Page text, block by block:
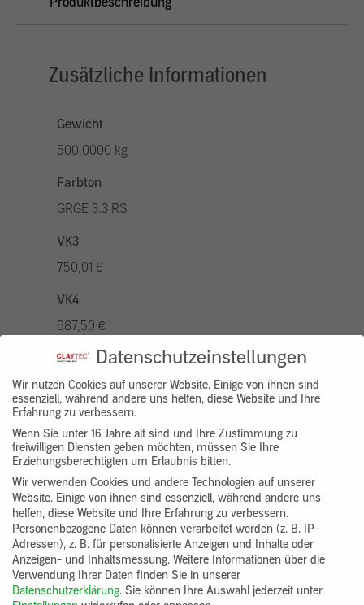
Zusätzliche Informationen
Gewicht
500,0000 kg
Farbton
GRGE 3.3 RS
VK3
750,01 €
VK4
687,50 €
VK5
875,01 €
VK7
625,00 €
Gruppenprodukt
yosima_designputz_bigb
Datenschutzeinstellungen
Wir nutzen Cookies auf unserer Website. Einige von ihnen sind
essenziell, während andere uns helfen, diese Website und Ihre
Erfahrung zu verbessern.
Wenn Sie unter 16 Jahre alt sind und Ihre Zustimmung zu
freiwilligen Diensten geben möchten, müssen Sie Ihre
Erziehungsberechtigten um Erlaubnis bitten.
Wir verwenden Cookies und andere Technologien auf unserer
Website. Einige von ihnen sind essenziell, während andere uns
helfen, diese Website und Ihre Erfahrung zu verbessern.
Personenbezogene Daten können verarbeitet werden (z. B. IP-
Adressen), z. B. für personalisierte Anzeigen und Inhalte oder
Anzeigen- und Inhaltsmessung. Weitere Informationen über die
Verwendung Ihrer Daten finden Sie in unserer
Datenschutzerklärung. Sie können Ihre Auswahl jederzeit unter